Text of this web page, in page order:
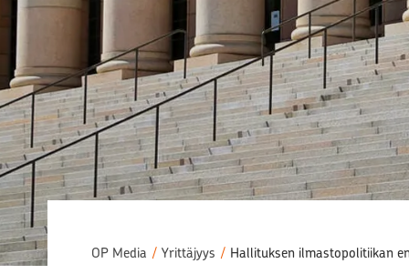
OP Media / Yrittäjyys / Hallituksen ilmastopolitiikan